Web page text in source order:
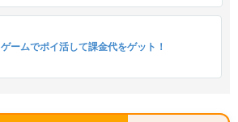
ゲームでポイ活して課金代をゲット！